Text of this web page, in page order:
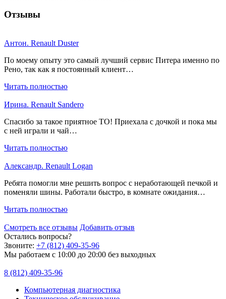
Отзывы
Антон. Renault Duster
По моему опыту это самый лучший сервис Питера именно по
Рено, так как я постоянный клиент…
Читать полностью
Ирина. Renault Sandero
Спасибо за такое приятное ТО! Приехала с дочкой и пока мы
с ней играли и чай…
Читать полностью
Александр. Renault Logan
Ребята помогли мне решить вопрос с неработающей печкой и
поменяли шины. Работали быстро, в комнате ожидания…
Читать полностью
Смотреть все отзывы Добавить отзыв
Остались вопросы?
Звоните: +7 (812) 409-35-96
Мы работаем с 10:00 до 20:00 без выходных
8 (812) 409-35-96
Компьютерная диагностика